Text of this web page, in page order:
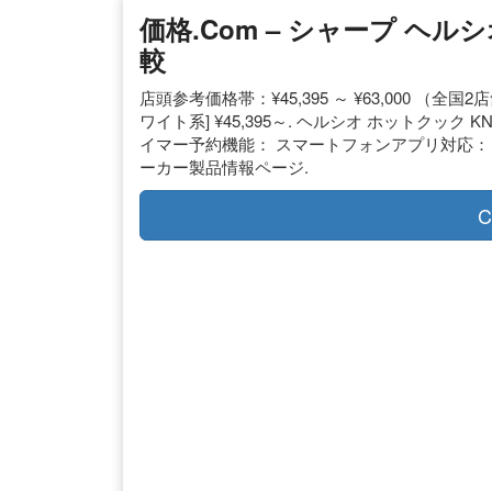
価格.com – シャープ ヘル
較
店頭参考価格帯：¥45,395 ～ ¥63,000 （全国2
ワイト系] ¥45,395～. ヘルシオ ホットクック
イマー予約機能： スマートフォンアプリ対応
ーカー製品情報ページ.